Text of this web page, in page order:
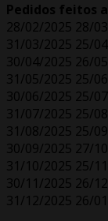
Pedidos feitos
28/02/2025 28/
31/03/2025 25/
30/04/2025 26/
31/05/2025 25/
30/06/2025 25/
31/07/2025 25/
31/08/2025 25/
30/09/2025 27/
31/10/2025 25/
30/11/2025 26/
31/12/2025 26/